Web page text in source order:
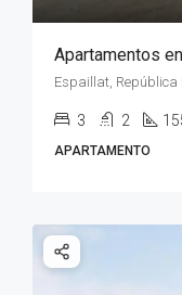
Apartamentos
Espaillat, República
3 2
APARTAMENTO